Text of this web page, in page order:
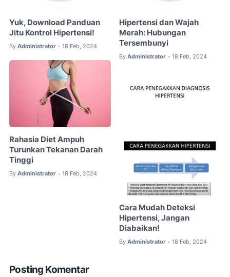
Yuk, Download Panduan
Jitu Kontrol Hipertensi!
By Administrator • 18 Feb, 2024
Hipertensi dan Wajah
Merah: Hubungan
Tersembunyi
By Administrator • 18 Feb, 2024
Rahasia Diet Ampuh
Turunkan Tekanan Darah
Tinggi
By Administrator • 18 Feb, 2024
Cara Mudah Deteksi
Hipertensi, Jangan
Diabaikan!
By Administrator • 18 Feb, 2024
Posting Komentar